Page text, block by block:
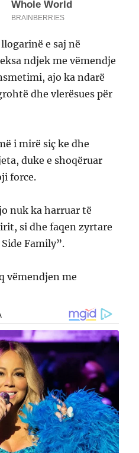
e saj në
ndjek me vëmendje
ajo ka ndarë
dhe vlerësues për
i mirë siç ke dhe
duke e shoqëruar
force.
nuk ka harruar të
si dhe faqen zyrtare
Family”.